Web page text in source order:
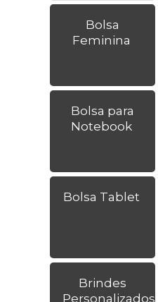
Bolsa
Feminina
Bolsa para
Notebook
Bolsa Tablet
Brindes
Personalizados